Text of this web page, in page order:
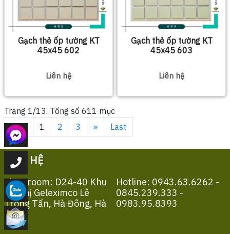
Gạch thẻ ốp tường KT
45x45 602
Liên hệ
Gạch thẻ ốp tường KT
45x45 603
Liên hệ
Trang 1/13. Tổng số 611 mục
First
1 2 3 » Last
LIÊN HỆ
Showroom: D24-40 Khu
Đô Thị Geleximco Lê
Trọng Tấn, Hà Đông, Hà
Nội
Hotline: 0943.63.6262 -
0845.239.333 -
0983.95.8393